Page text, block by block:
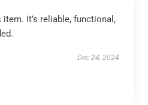
item. It’s reliable, functional,
Dec 24, 2024